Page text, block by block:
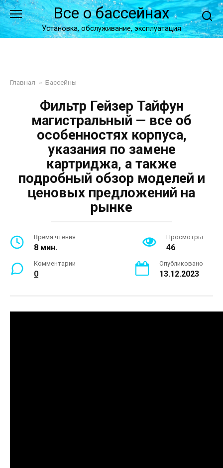
Перейти
к
контенту
Все о бассейнах
Установка, обслуживание, эксплуатация
Главная » Бассейны
Фильтр Гейзер Тайфун
магистральный — все об
особенностях корпуса,
указания по замене
картриджа, а также
подробный обзор моделей и
ценовых предложений на
рынке
Время чтения
8 мин.
Просмотры
46
Комментарии
0
Опубликовано
13.12.2023